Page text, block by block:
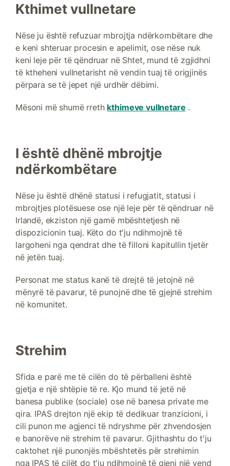
Kthimet vullnetare
Nëse ju është refuzuar mbrojtja ndërkombëtare dhe
e keni shteruar procesin e apelimit, ose nëse nuk
keni leje për të qëndruar në Shtet, mund të zgjidhni
të ktheheni vullnetarisht në vendin tuaj të origjinës
përpara se të jepet një urdhër dëbimi.
Mësoni më shumë rreth kthimeve vullnetare .
I është dhënë mbrojtje
ndërkombëtare
Nëse ju është dhënë statusi i refugjatit, statusi i
mbrojtjes plotësuese ose një leje për të qëndruar në
Irlandë, ekziston një gamë mbështetjesh në
dispozicionin tuaj. Këto do t'ju ndihmojnë të
largoheni nga qendrat dhe të filloni kapitullin tjetër
në jetën tuaj.
Personat me status kanë të drejtë të jetojnë në
mënyrë të pavarur, të punojnë dhe të gjejnë strehim
në komunitet.
Strehim
Sfida e parë me të cilën do të përballeni është
gjetja e një shtëpie të re. Kjo mund të jetë në
banesa publike (sociale) ose në banesa private me
qira. IPAS drejton një ekip të dedikuar tranzicioni, i
cili punon me agjenci të ndryshme për zhvendosjen
e banorëve në strehim të pavarur. Gjithashtu do t'ju
caktohet një punonjës mbështetës për strehimin
nga IPAS të cilët do t'ju ndihmojnë të gjeni një vend